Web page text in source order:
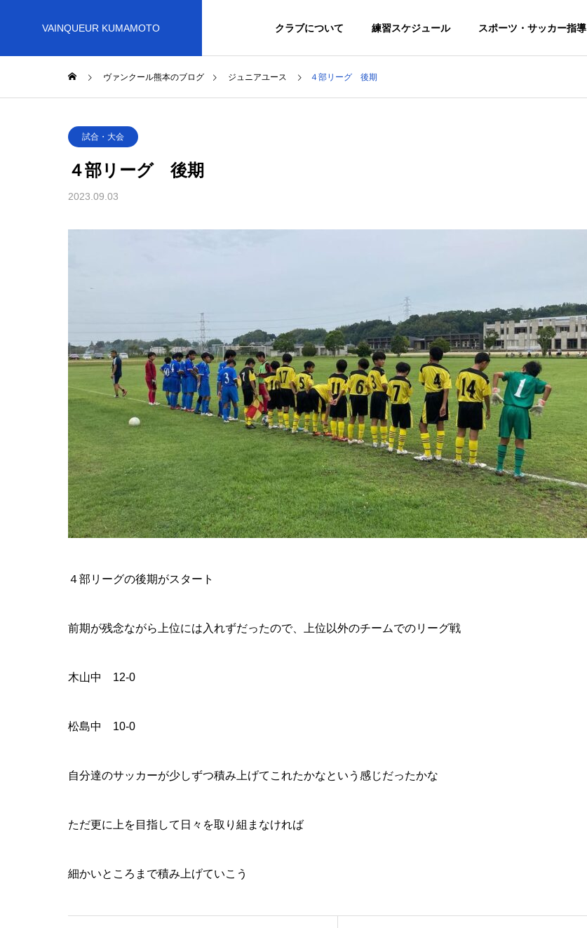
VAINQUEUR KUMAMOTO クラブについて 練習スケジュール スポーツ・サッカー指導
ヴァンクール熊本のブログ ジュニアユース ４部リーグ 後期
試合・大会
４部リーグ 後期
2023.09.03
４部リーグの後期がスタート
前期が残念ながら上位には入れずだったので、上位以外のチームでのリーグ戦
木山中 12-0
松島中 10-0
自分達のサッカーが少しずつ積み上げてこれたかなという感じだったかな
ただ更に上を目指して日々を取り組まなければ
細かいところまで積み上げていこう